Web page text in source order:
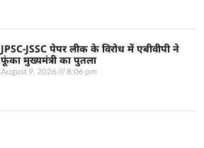
JPSC-JSSC पेपर लीक के विरोध में एबीवीपी ने
फूंका मुख्यमंत्री का पुतला
August 9, 2026 8:06 pm